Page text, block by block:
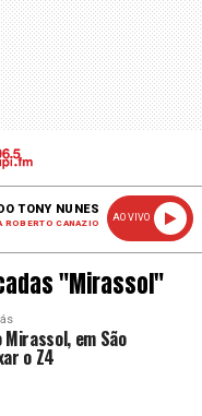
TONY NUNES
ROBERTO CANAZIO
AO VIVO
"Mirassol"
Mirassol, em São
o Z4